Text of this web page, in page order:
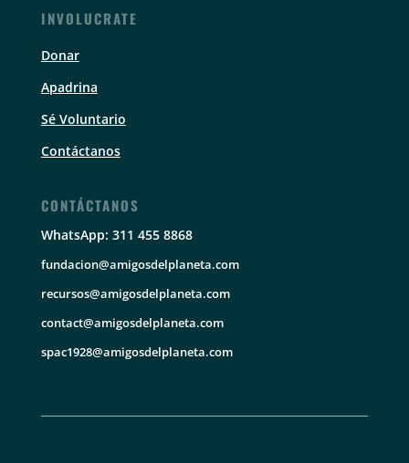
INVOLUCRATE
Donar
Apadrina
Sé Voluntario
Contáctanos
CONTÁCTANOS
WhatsApp: 311 455 8868
fundacion@amigosdelplaneta.com
recursos@amigosdelplaneta.com
contact@amigosdelplaneta.com
spac1928@amigosdelplaneta.com